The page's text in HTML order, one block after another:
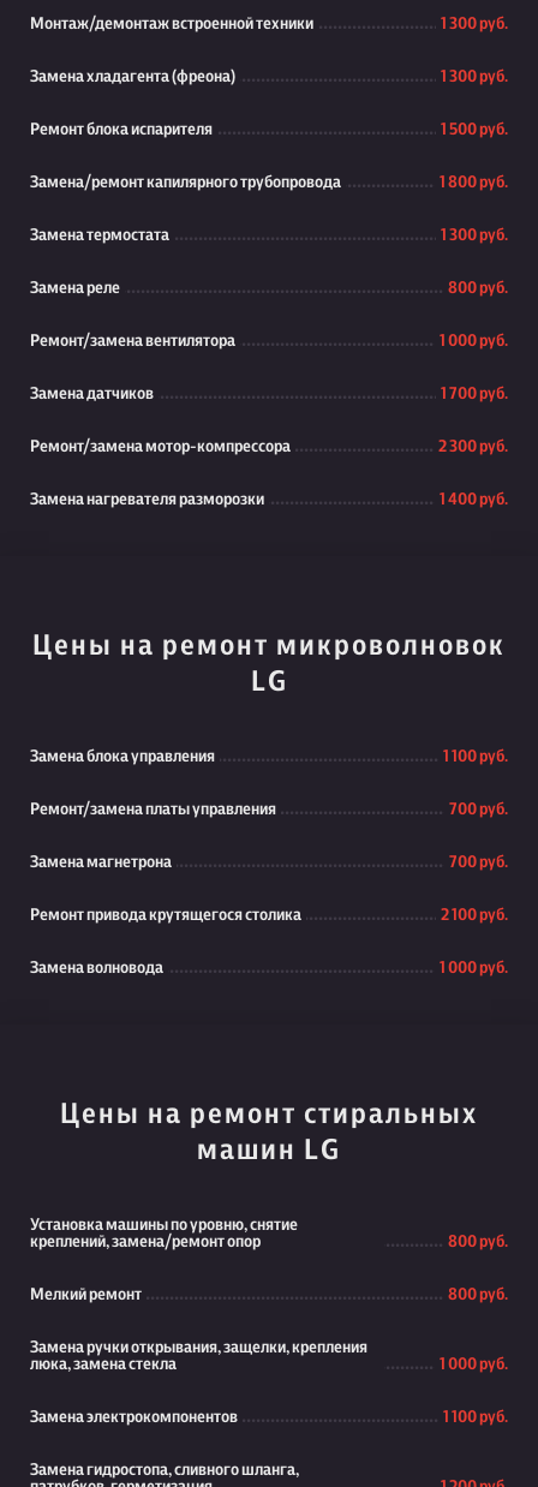
Монтаж/демонтаж встроенной техники 1 300 руб.
Замена хладагента (фреона) 1 300 руб.
Ремонт блока испарителя 1 500 руб.
Замена/ремонт капилярного трубопровода 1 800 руб.
Замена термостата 1 300 руб.
Замена реле 800 руб.
Ремонт/замена вентилятора 1 000 руб.
Замена датчиков 1 700 руб.
Ремонт/замена мотор-компрессора 2 300 руб.
Замена нагревателя разморозки 1 400 руб.
Цены на ремонт микроволновок
LG
Замена блока управления 1 100 руб.
Ремонт/замена платы управления 700 руб.
Замена магнетрона 700 руб.
Ремонт привода крутящегося столика 2 100 руб.
Замена волновода 1 000 руб.
Цены на ремонт стиральных
машин LG
Установка машины по уровню, снятие
креплений, замена/ремонт опор
800 руб.
Мелкий ремонт 800 руб.
Замена ручки открывания, защелки, крепления
люка, замена стекла
1 000 руб.
Замена электрокомпонентов 1 100 руб.
Замена гидростопа, сливного шланга,